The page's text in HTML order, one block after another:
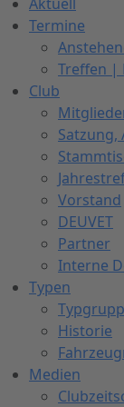
Termine
Treffen |
Club
Vorstand
DEUVET
Partner
Interne
Typen
Historie
Medien